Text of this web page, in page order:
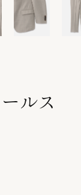
ルス